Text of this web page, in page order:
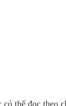
thể đọc theo